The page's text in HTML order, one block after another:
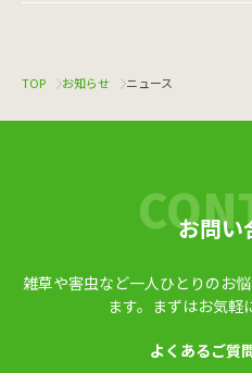
TOP お知らせ ニュース
お問い
雑草や害虫など一人ひとりのお
ます。 まずはお気軽
よくあるご質